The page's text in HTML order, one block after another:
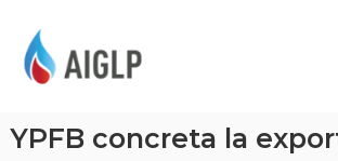
P
YPFB concreta la